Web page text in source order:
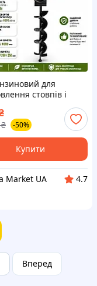
для
стовпів і
GD62 (без
Земляний мотобур
та дачі
₴ -50%
Купити
Market UA
4.7
Вперед